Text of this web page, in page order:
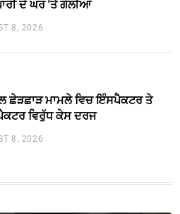
ਦੇ ਘਰ 'ਤੇ ਗੋਲੀਆਂ
8, 2026
ਛੇੜਛਾੜ ਮਾਮਲੇ ਵਿਚ ਇੰਸਪੈਕਟਰ ਤੇ
ਵਿਰੁੱਧ ਕੇਸ ਦਰਜ
8, 2026